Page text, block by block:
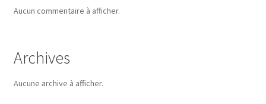
Aucun commentaire à afficher.
Archives
Aucune archive à afficher.